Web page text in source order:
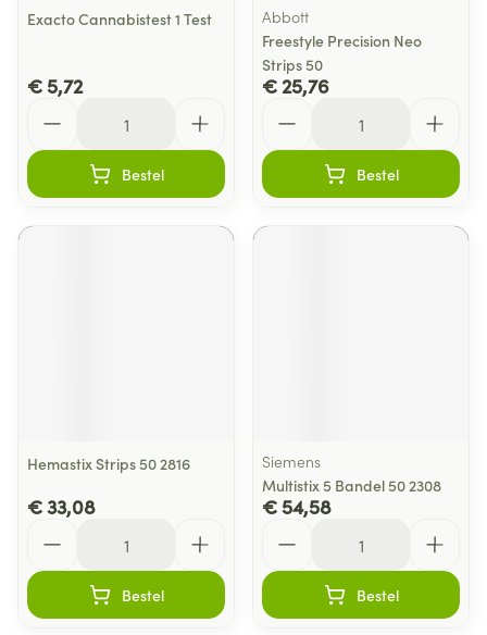
Exacto Cannabistest 1 Test
€ 5,72
Bestel
Abbott
Freestyle Precision Neo
Strips 50
€ 25,76
Bestel
Hemastix Strips 50 2816
€ 33,08
Bestel
Siemens
Multistix 5 Bandel 50 2308
€ 54,58
Bestel